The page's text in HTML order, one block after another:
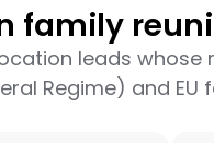
family
leads
Regime) and EU